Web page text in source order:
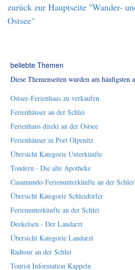
zurück zur Hauptseite "Wander-
Ostsee"
beliebte Themen
Diese Themenseiten wurden am häufigsten
Ostsee-Ferienhaus zu verkaufen
Ferienhäuser an der Schlei
Ferienhaus direkt an der Ostsee
Ferienhäuser in Port Olpenitz
Übersicht Kategorie Unterkünfte
Tondern - Die alte Apotheke
Casamundo-Ferienunterkünfte an der Schlei
Übersicht Kategorie Schleidörfer
Ferienunterkünfte an der Schlei
Deekelsen - Der Landarzt
Übersicht Kategorie Landarzt
Radtour an der Schlei
Tourist Information Kappeln